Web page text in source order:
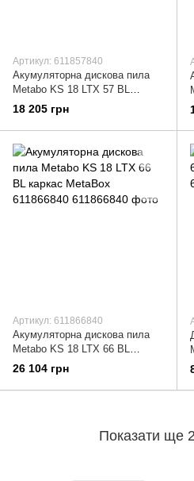
Артикул: 611857840
Акумуляторна дискова пила
Metabo KS 18 LTX 57 BL
Каркас MetaBox 611857840
18 205 грн
Артикул: 611866840
Акумуляторна дискова пила
Metabo KS 18 LTX 66 BL
каркас MetaBox 611866840
26 104 грн
Показати ще